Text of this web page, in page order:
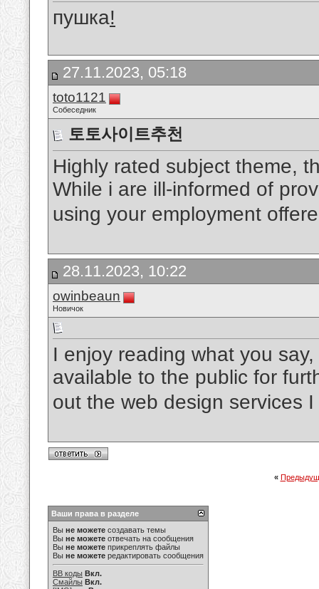
пушка!
27.11.2023, 05:18
toto1121
Собеседник
토토사이트추천
Highly rated subject theme,
While i are ill-informed of
using your employment
28.11.2023, 10:22
owinbeaun
Новичок
I enjoy reading what you
available to the public for
out the web design services
«
Ваши права в разделе
Вы не можете создавать темы
Вы не можете отвечать на сообщения
Вы не можете прикреплять файлы
Вы не можете редактировать сообщения
BB коды Вкл.
Смайлы Вкл.